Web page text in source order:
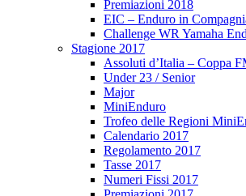
Premiazioni 2018
EIC – Enduro in
Challenge WR Yamaha
Stagione 2017
Assoluti d’Italia – Coppa
Under 23 / Senior
Major
MiniEnduro
Trofeo delle Regioni
Calendario 2017
Regolamento 2017
Tasse 2017
Numeri Fissi 2017